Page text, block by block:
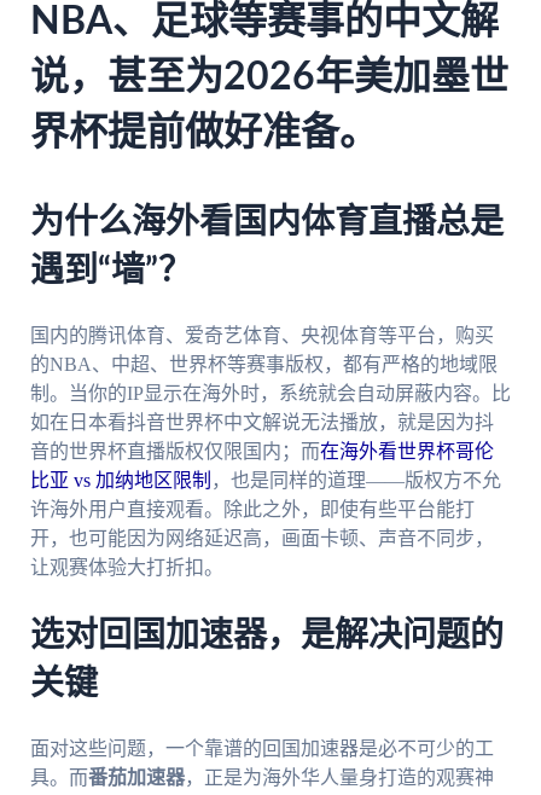
NBA、足球等赛事的中文解
说，甚至为2026年美加墨世
界杯提前做好准备。
为什么海外看国内体育直播总是
遇到“墙”？
国内的腾讯体育、爱奇艺体育、央视体育等平台，购买
的NBA、中超、世界杯等赛事版权，都有严格的地域限
制。当你的IP显示在海外时，系统就会自动屏蔽内容。比
如在日本看抖音世界杯中文解说无法播放，就是因为抖
音的世界杯直播版权仅限国内；而在海外看世界杯哥伦
比亚 vs 加纳地区限制 ，也是同样的道理——版权方不允
许海外用户直接观看。除此之外，即使有些平台能打
开，也可能因为网络延迟高，画面卡顿、声音不同步，
让观赛体验大打折扣。
选对回国加速器，是解决问题的
关键
面对这些问题，一个靠谱的回国加速器是必不可少的工
具。而番茄加速器，正是为海外华人量身打造的观赛神